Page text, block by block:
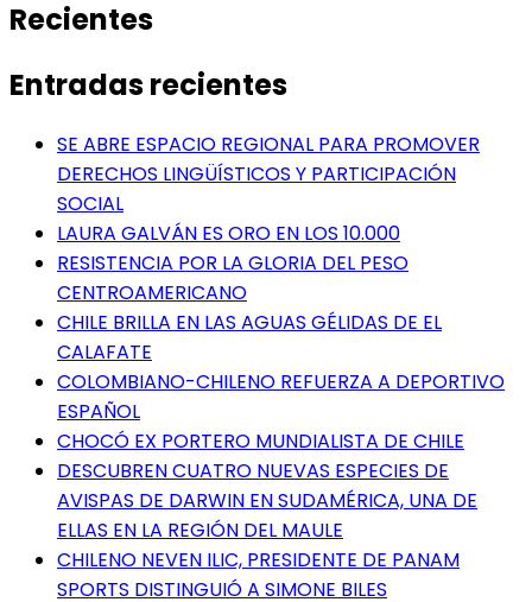
Recientes
Entradas recientes
SE ABRE ESPACIO REGIONAL PARA PROMOVER
DERECHOS LINGÜÍSTICOS Y PARTICIPACIÓN
SOCIAL
LAURA GALVÁN ES ORO EN LOS 10.000
RESISTENCIA POR LA GLORIA DEL PESO
CENTROAMERICANO
CHILE BRILLA EN LAS AGUAS GÉLIDAS DE EL
CALAFATE
COLOMBIANO-CHILENO REFUERZA A DEPORTIVO
ESPAÑOL
CHOCÓ EX PORTERO MUNDIALISTA DE CHILE
DESCUBREN CUATRO NUEVAS ESPECIES DE
AVISPAS DE DARWIN EN SUDAMÉRICA, UNA DE
ELLAS EN LA REGIÓN DEL MAULE
CHILENO NEVEN ILIC, PRESIDENTE DE PANAM
SPORTS DISTINGUIÓ A SIMONE BILES